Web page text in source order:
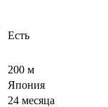
Есть
200 м
Япония
24 месяца